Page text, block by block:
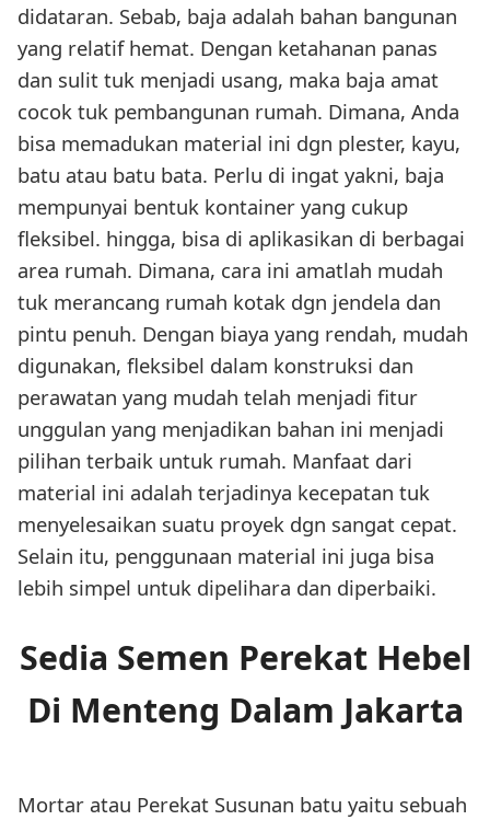
didataran. Sebab, baja adalah bahan bangunan
yang relatif hemat. Dengan ketahanan panas
dan sulit tuk menjadi usang, maka baja amat
cocok tuk pembangunan rumah. Dimana, Anda
bisa memadukan material ini dgn plester, kayu,
batu atau batu bata. Perlu di ingat yakni, baja
mempunyai bentuk kontainer yang cukup
fleksibel. hingga, bisa di aplikasikan di berbagai
area rumah. Dimana, cara ini amatlah mudah
tuk merancang rumah kotak dgn jendela dan
pintu penuh. Dengan biaya yang rendah, mudah
digunakan, fleksibel dalam konstruksi dan
perawatan yang mudah telah menjadi fitur
unggulan yang menjadikan bahan ini menjadi
pilihan terbaik untuk rumah. Manfaat dari
material ini adalah terjadinya kecepatan tuk
menyelesaikan suatu proyek dgn sangat cepat.
Selain itu, penggunaan material ini juga bisa
lebih simpel untuk dipelihara dan diperbaiki.
Sedia Semen Perekat Hebel
Di Menteng Dalam Jakarta
Mortar atau Perekat Susunan batu yaitu sebuah